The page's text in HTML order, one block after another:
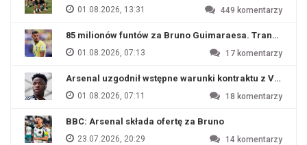
01.08.2026, 13:31 449 komentarzy
85 milionów funtów za Bruno Guimaraesa. Transfer
01.08.2026, 07:13 17 komentarzy
Arsenal uzgodnił wstępne warunki kontraktu z
01.08.2026, 07:11 18 komentarzy
BBC: Arsenal składa ofertę za Bruno
23.07.2026, 20:29 14 komentarzy